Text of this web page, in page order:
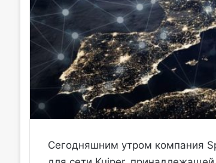
Сегодняшним утром компания